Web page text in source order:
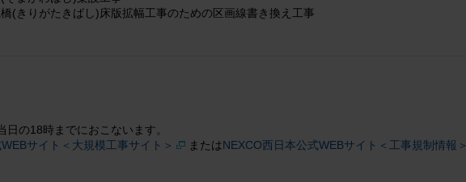
(きりがたきばし)床版拡幅工事のための区画線書き換え工事
の18時までにおこないます。
サイト＜大規模工事サイト＞
またはNEXCO西日本公式WEBサイト＜工事規制情報＞